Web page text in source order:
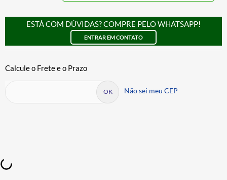
ESTÁ COM DÚVIDAS? COMPRE PELO WHATSAPP!
ENTRAR EM CONTATO
Não sei meu CEP